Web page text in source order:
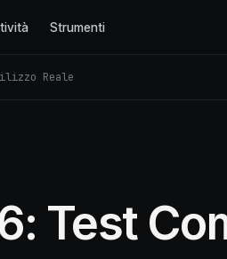
Strumenti
Reale
Test